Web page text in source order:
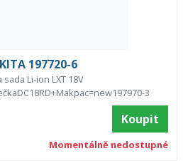
197720-6
sada Li-ion LXT 18V
3
Koupit
Momentálně nedostupné